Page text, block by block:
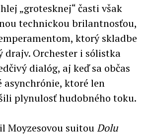
„grotesknej“ časti však
technickou brilantnosťou,
ktorý skladbe
drajv. Orchester i sólistka
dialóg, aj keď sa občas
ktoré len
plynulosť hudobného toku.
Moyzesovou suitouDolu